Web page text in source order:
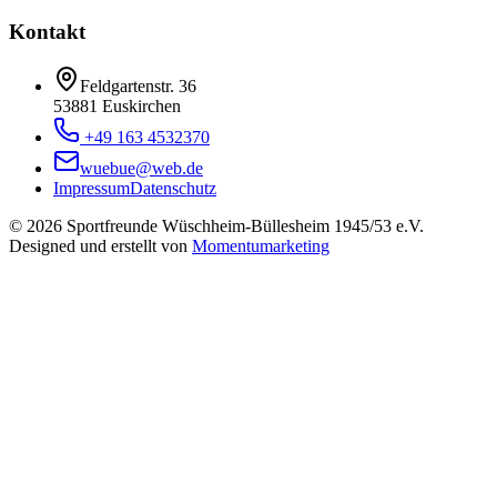
Kontakt
Feldgartenstr. 36
53881 Euskirchen
+49 163 4532370
wuebue@web.de
ImpressumDatenschutz
© 2026 Sportfreunde Wüschheim-Büllesheim 1945/53 e.V.
Designed und erstellt von Momentumarketing